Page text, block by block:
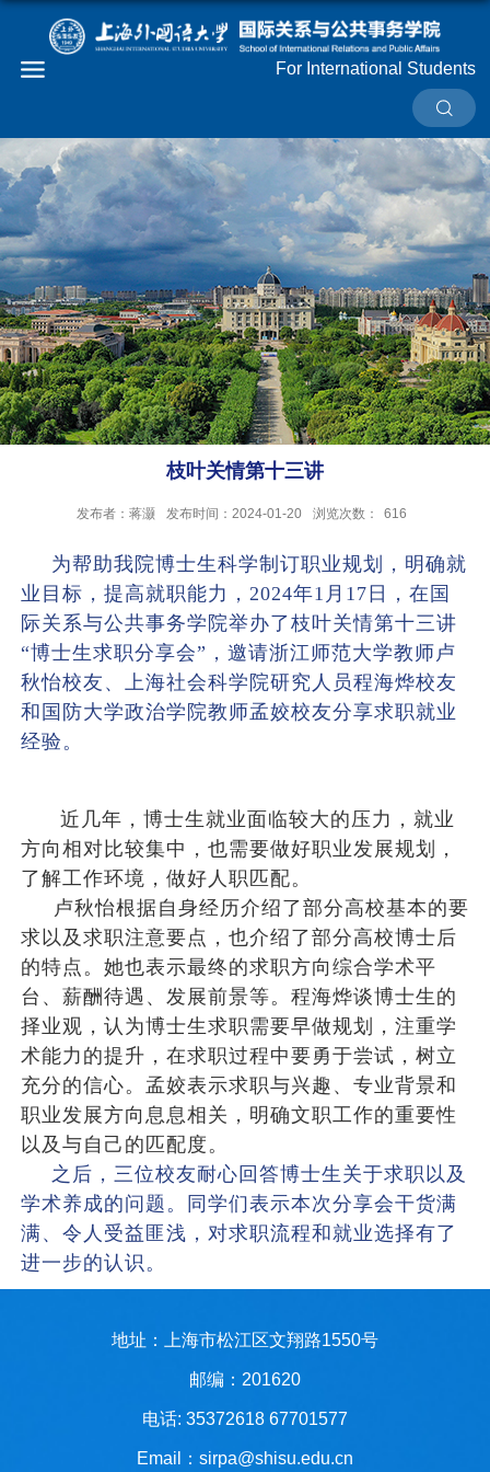
For International Students
枝叶关情第十三讲
发布者：蒋灏 发布时间：2024-01-20 浏览次数： 616
为帮助我院博士生科学制订职业规划，明确就
业目标，提高就职能力，2024年1月17日，在国
际关系与公共事务学院举办了枝叶关情第十三讲
“博士生求职分享会”，邀请浙江师范大学教师卢
秋怡校友、上海社会科学院研究人员程海烨校友
和国防大学政治学院教师孟姣校友分享求职就业
经验。
近几年，博士生就业面临较大的压力，就业
方向相对比较集中，也需要做好职业发展规划，
了解工作环境，做好人职匹配。
卢秋怡根据自身经历介绍了部分高校基本的要
求以及求职注意要点，也介绍了部分高校博士后
的特点。她也表示最终的求职方向综合学术平
台、薪酬待遇、发展前景等。 程海烨谈博士生的
择业观，认为博士生求职需要早做规划，注重学
术能力的提升，在求职过程中要勇于尝试，树立
充分的信心。 孟姣表示求职与兴趣、专业背景和
职业发展方向息息相关，明确文职工作的重要性
以及与自己的匹配度。
之后，三位校友耐心回答博士生关于求职以及
学术养成的问题。同学们表示本次分享会干货满
满、令人受益匪浅，对求职流程和就业选择有了
进一步的认识。
地址：上海市松江区文翔路1550号
邮编：201620
电话: 35372618 67701577
Email：sirpa@shisu.edu.cn